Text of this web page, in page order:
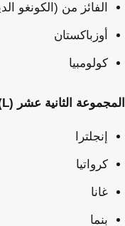
الفائز من (الكونغو
أوزباكستان
كولومبيا
المجموعة الثانية عشر (L)
إنجلترا
كرواتيا
غانا
بنما